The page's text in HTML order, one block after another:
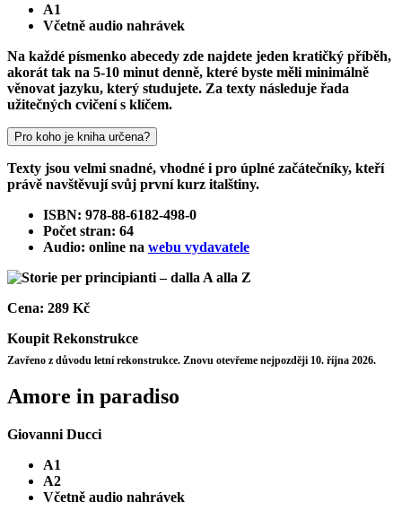
A1
Včetně audio nahrávek
Na každé písmenko abecedy zde najdete jeden kratičký příběh,
akorát tak na 5-10 minut denně, které byste měli minimálně
věnovat jazyku, který studujete. Za texty následuje řada
užitečných cvičení s klíčem.
Pro koho je kniha určena?
Texty jsou velmi snadné, vhodné i pro úplné začátečníky, kteří
právě navštěvují svůj první kurz italštiny.
ISBN: 978-88-6182-498-0
Počet stran: 64
Audio: online na webu vydavatele
Cena: 289 Kč
Koupit Rekonstrukce
Zavřeno z důvodu letní rekonstrukce. Znovu otevřeme nejpozději 10. října 2026.
Amore in paradiso
Giovanni Ducci
A1
A2
Včetně audio nahrávek